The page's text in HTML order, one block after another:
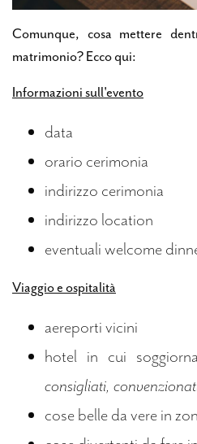
Comunque, cosa mettere
matrimonio? Ecco qui:
Informazioni sull'evento
data
orario cerimonia
indirizzo cerimonia
indirizzo location
eventuali welcome
Viaggio e ospitalità
aereporti vicini
hotel in cui
consigliati,
cose belle da vere in